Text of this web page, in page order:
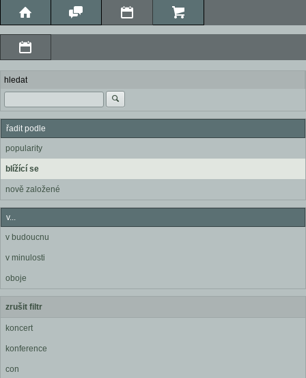
hledat
řadit podle
popularity
blížící se
nově založené
v...
v budoucnu
v minulosti
oboje
zrušit filtr
koncert
konference
con